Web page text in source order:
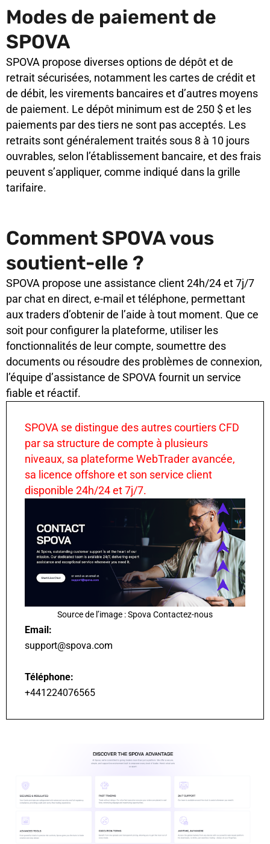
Modes de paiement de
SPOVA
SPOVA propose diverses options de dépôt et de
retrait sécurisées, notamment les cartes de crédit et
de débit, les virements bancaires et d’autres moyens
de paiement. Le dépôt minimum est de 250 $ et les
paiements par des tiers ne sont pas acceptés. Les
retraits sont généralement traités sous 8 à 10 jours
ouvrables, selon l’établissement bancaire, et des frais
peuvent s’appliquer, comme indiqué dans la grille
tarifaire.
Comment SPOVA vous
soutient-elle ?
SPOVA propose une assistance client 24h/24 et 7j/7
par chat en direct, e-mail et téléphone, permettant
aux traders d’obtenir de l’aide à tout moment. Que ce
soit pour configurer la plateforme, utiliser les
fonctionnalités de leur compte, soumettre des
documents ou résoudre des problèmes de connexion,
l’équipe d’assistance de SPOVA fournit un service
fiable et réactif.
SPOVA se distingue des autres courtiers CFD
par sa structure de compte à plusieurs
niveaux, sa plateforme WebTrader avancée,
sa licence offshore et son service client
disponible 24h/24 et 7j/7.
Source de l’image : Spova Contactez-nous
Email:
support@spova.com
Téléphone:
+441224076565